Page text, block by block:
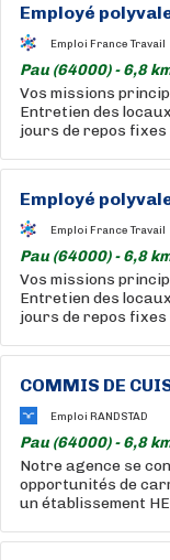
Employé
Emploi France Travail
Pau (64000) - 6,8
Vos missions
Entretien des
jours de repos fixes
Employé
Emploi France Travail
Pau (64000) - 6,8
Vos missions
Entretien des
jours de repos fixes
COMMIS DE
Emploi RANDSTAD
Pau (64000) - 6,8
Notre agence se
opportunités de
un établissement